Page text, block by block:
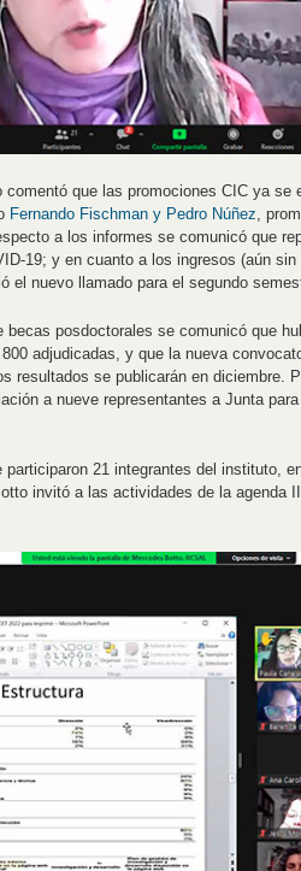
que las promociones CIC ya se
Fernando Fischman y Pedro Núñez ,
a los informes se comunicó que
19; y en cuanto a los ingresos (aún
el nuevo llamado para el segundo
becas posdoctorales se comunicó que
adjudicadas, y que la nueva
resultados se publicarán en diciembre.
a nueve representantes a Junta
participaron 21 integrantes del instituto,
invitó a las actividades de la agenda